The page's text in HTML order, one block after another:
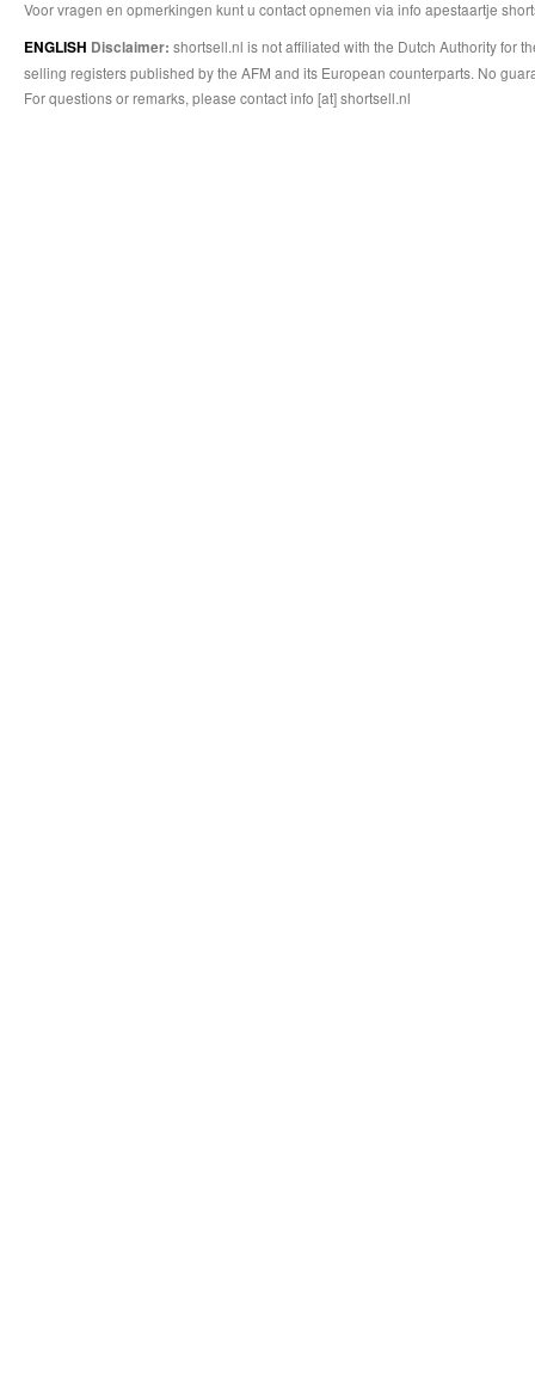
Voor vragen en opmerkingen kunt u contact opnemen via info apestaartje
ENGLISH Disclaimer: shortsell.nl is not affiliated with the Dutch Authority for
selling registers published by the AFM and its European counterparts. No
For questions or remarks, please contact info [at] shortsell.nl